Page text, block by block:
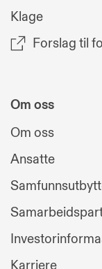
Klage
Forslag til
Om oss
Om oss
Ansatte
Karriere